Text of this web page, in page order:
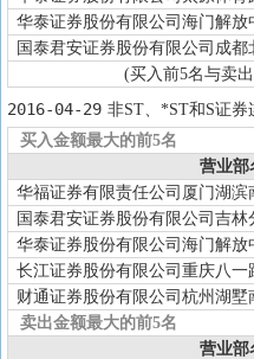
华泰证券股份有限公司海门解放
国泰君安证券股份有限公司成
(买入前5名与卖
2016-04-29 非ST、*ST和S证
买入金额最大的前5名
营业部
华福证券有限责任公司厦门湖滨
国泰君安证券股份有限公司吉林
华泰证券股份有限公司海门解放
长江证券股份有限公司重庆八一
财通证券股份有限公司杭州湖墅
卖出金额最大的前5名
营业部